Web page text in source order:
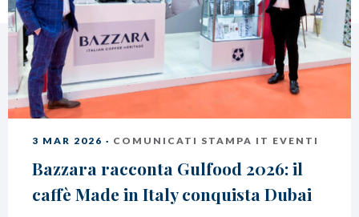
caffè
Cappuccino Italiano:
Latte Art
Coffeexperts
AZIENDA
Chi Siamo
Impegno Sociale
News/Press
Contatti
3 MAR 2026 · COMUNICATI STAMPA IT EVENTI
Bazzara racconta Gulfood 2026: il
caffè Made in Italy conquista Dubai